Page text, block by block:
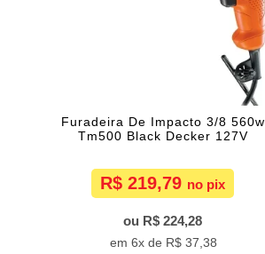
Furadeira De Impacto 3/8 560w
Tm500 Black Decker 127V
R$ 219,79
R$ 224,28
6x de R$ 37,38